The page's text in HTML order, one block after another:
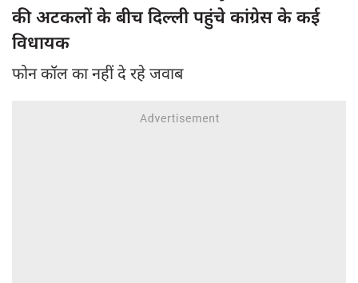
की अटकलों के बीच दिल्ली पहुंचे कांग्रेस के कई
विधायक
फोन कॉल का नहीं दे रहे जवाब